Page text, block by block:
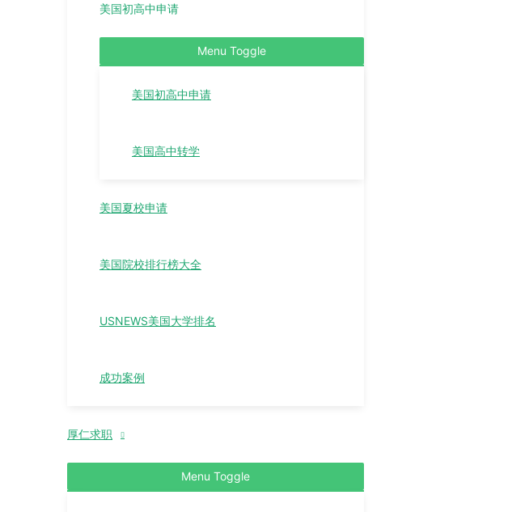
美国初高中申请
Menu Toggle
美国初高中申请
美国高中转学
美国夏校申请
美国院校排行榜大全
USNEWS美国大学排名
成功案例
厚仁求职
Menu Toggle